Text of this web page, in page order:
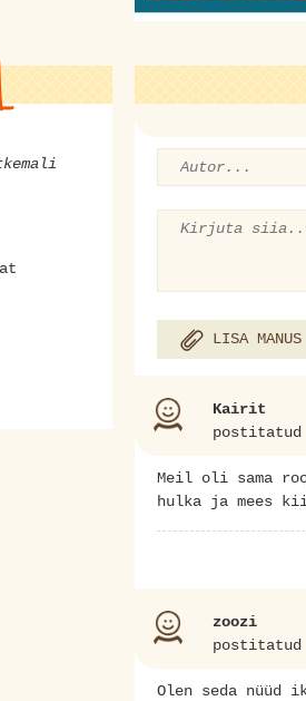
LISA MANUS
Kairit
postitatud
Meil oli sama
hulka ja mees
zoozi
postitatud
Olen seda nüüd